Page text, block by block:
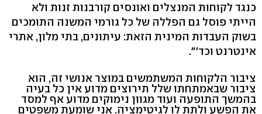
כנגד לקוחות המנצלים ואונסים קורבנות זנות ולא
הייתי פוסל גם הפללה של כל גורמי המשנה התומכים
בשוק העבדות המינית הזאת: עיתונים, בתי מלון, אתרי
אינטרנט וכד'".
ציבור הלקוחות המשתמשים במוצר אנושי זה, הוא
ציבור שבאמתחתו שלל תירוצים מדוע אין כל בעיה
בהמשך התופעה ועוד מגוון נימוקים מדוע אף למסד
את הפשע ולתת לו לגיטימציה. אני שומעת משפטים